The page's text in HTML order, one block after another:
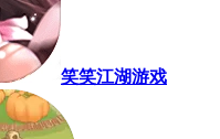
笑笑江湖游戏